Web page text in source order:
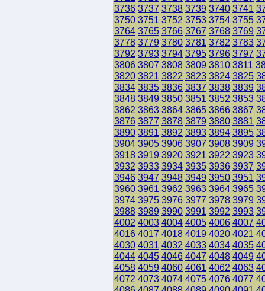
3736 3737 3738 3739 3740 3741
3750 3751 3752 3753 3754 3755
3764 3765 3766 3767 3768 3769
3778 3779 3780 3781 3782 3783
3792 3793 3794 3795 3796 3797
3806 3807 3808 3809 3810 3811
3820 3821 3822 3823 3824 3825
3834 3835 3836 3837 3838 3839
3848 3849 3850 3851 3852 3853
3862 3863 3864 3865 3866 3867
3876 3877 3878 3879 3880 3881
3890 3891 3892 3893 3894 3895
3904 3905 3906 3907 3908 3909
3918 3919 3920 3921 3922 3923
3932 3933 3934 3935 3936 3937
3946 3947 3948 3949 3950 3951
3960 3961 3962 3963 3964 3965
3974 3975 3976 3977 3978 3979
3988 3989 3990 3991 3992 3993
4002 4003 4004 4005 4006 4007
4016 4017 4018 4019 4020 4021
4030 4031 4032 4033 4034 4035
4044 4045 4046 4047 4048 4049
4058 4059 4060 4061 4062 4063
4072 4073 4074 4075 4076 4077